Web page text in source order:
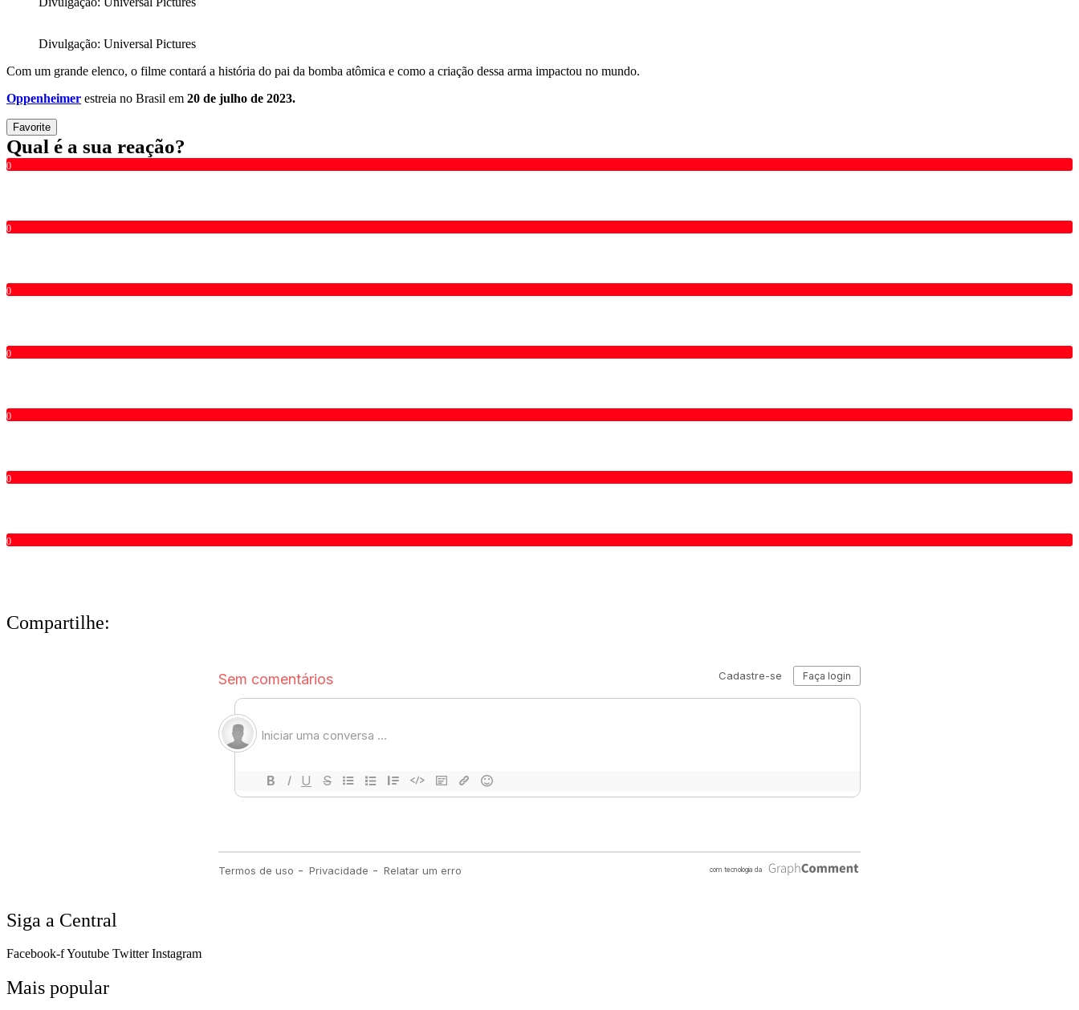
Divulgação: Universal Pictures
Com um grande elenco, o filme contará a história do pai da bomba atômica e como a criação dessa arma impactou no mundo.
Oppenheimer estreia no Brasil em 20 de julho de 2023.
Favorite
Qual é a sua reação?
0
0
0
0
0
0
0
Compartilhe:
Siga a Central
Facebook-fYoutube Twitter Instagram
Mais popular